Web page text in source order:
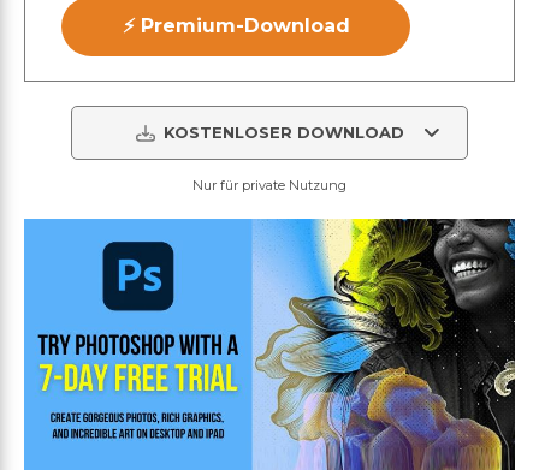
⚡ Premium-Download
KOSTENLOSER DOWNLOAD
Nur für private Nutzung